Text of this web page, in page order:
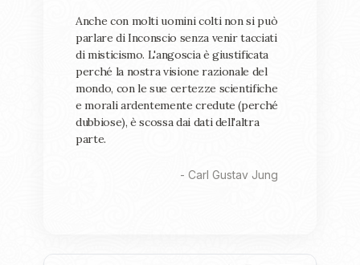
Anche con molti uomini colti non si può
parlare di Inconscio senza venir tacciati
di misticismo. L'angoscia è giustificata
perché la nostra visione razionale del
mondo, con le sue certezze scientifiche
e morali ardentemente credute (perché
dubbiose), è scossa dai dati dell'altra
parte.
- Carl Gustav Jung